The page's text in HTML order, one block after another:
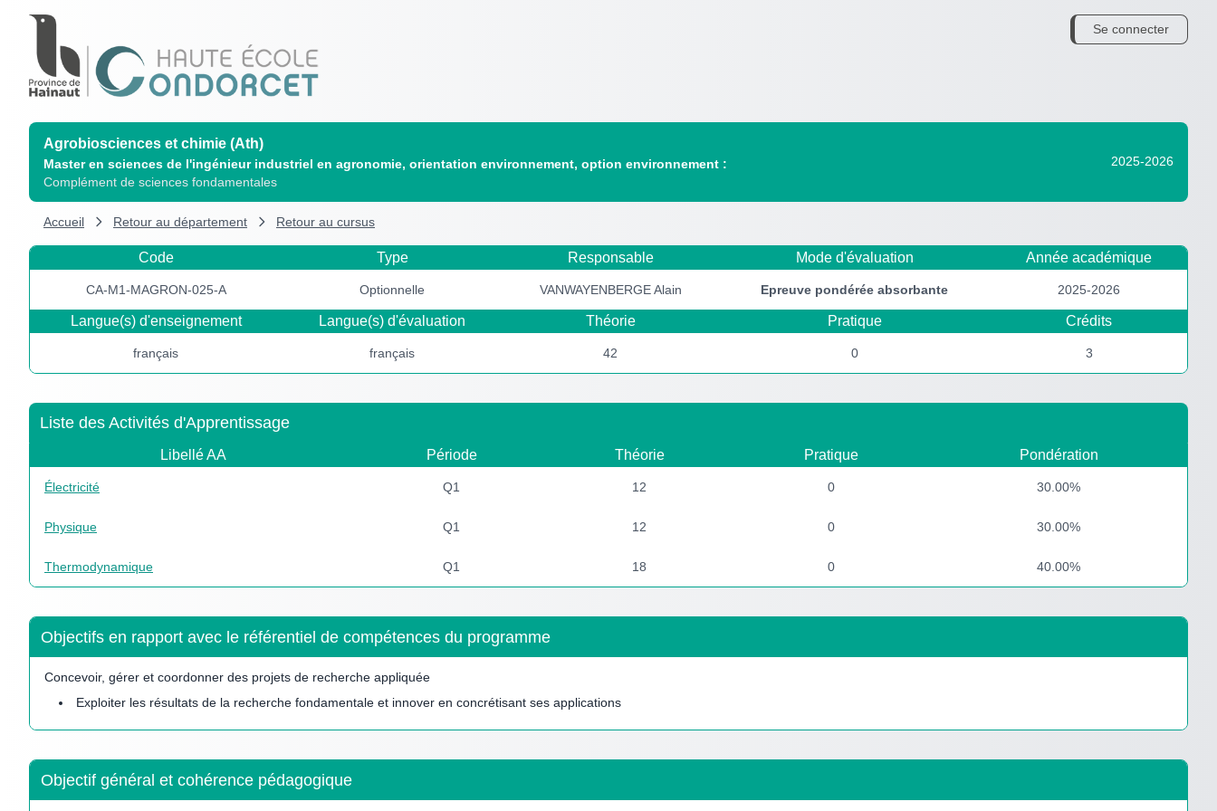
Se connecter
Agrobiosciences et chimie (Ath)
Master en sciences de l'ingénieur industriel en agronomie, orientation environnement, option environnement :
Complément de sciences fondamentales
2025-2026
Accueil Retour au département Retour au cursus
Code Type Responsable Mode d'évaluation Année académique
CA-M1-MAGRON-025-A Optionnelle VANWAYENBERGE Alain Epreuve pondérée absorbante 2025-2026
Langue(s) d'enseignement Langue(s) d'évaluation Théorie Pratique Crédits
français français 42 0 3
Liste des Activités d'Apprentissage
Libellé AA Période Théorie Pratique Pondération
Électricité Q1 12 0 30.00%
Physique Q1 12 0 30.00%
Thermodynamique Q1 18 0 40.00%
Objectifs en rapport avec le référentiel de compétences du programme
Concevoir, gérer et coordonner des projets de recherche appliquée
Exploiter les résultats de la recherche fondamentale et innover en concrétisant ses applications
Objectif général et cohérence pédagogique